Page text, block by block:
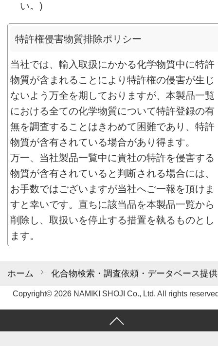
ホーム 化合物検索・調査依頼・データベース提供
い。)
特許権侵害物質排除ポリシー
当社では、輸入取扱にかかる化学物質中に特許
物質が含まれることにより特許権の侵害が生じ
ないよう万全を期しておりますが、本製品一覧
における全ての化学物質について特許登録の有
無を調査することはきわめて困難であり、特許
物質が含有されている場合があり得ます。
万一、当社製品一覧中に貴社の特許を侵害する
物質が含有されていると判断される場合には、
お手数ではございますが当社へご一報を頂けま
すと幸いです。直ちに該当品を本製品一覧から
削除し、取扱いを停止する措置を執るものとし
ます。
Copyright© 2026 NAMIKI SHOJI Co., Ltd. All rights